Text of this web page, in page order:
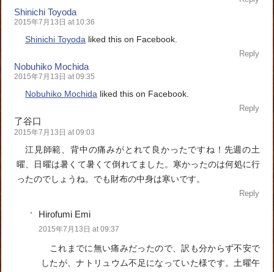
Shinichi Toyoda
2015年7月13日 at 10:36
Shinichi Toyoda liked this on Facebook.
Reply
Nobuhiko Mochida
2015年7月13日 at 09:35
Nobuhiko Mochida liked this on Facebook.
Reply
了谷口
2015年7月13日 at 09:03
江見師範、背中の痛みがとれて良かったですね！先週の土
曜、日曜は暑くて暑くて倒れてました。寒かったのは何処に行
ったのでしょうね。でも財布の中身は寒いです。
Reply
Hirofumi Emi
2015年7月13日 at 09:37
これまでに無い痛みだったので、訳も分からず不安で
したが、ナトリュウム不足になっていた様です。土曜午